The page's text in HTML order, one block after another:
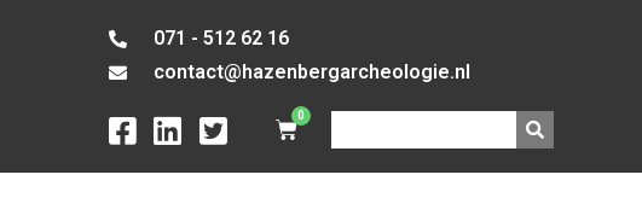
071 - 512 62 16
contact@hazenbergarcheologie.nl
0